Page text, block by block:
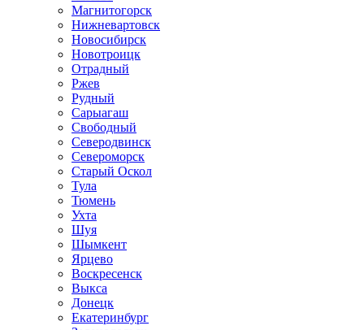
Магнитогорск
Нижневартовск
Новосибирск
Новотроицк
Отрадный
Ржев
Рудный
Сарыагаш
Свободный
Северодвинск
Североморск
Старый Оскол
Тула
Тюмень
Ухта
Шуя
Шымкент
Ярцево
Воскресенск
Выкса
Донецк
Екатеринбург